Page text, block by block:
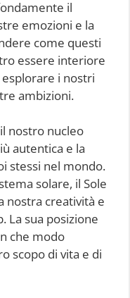
il
emozioni e la
come questi
essere interiore
i nostri
ambizioni.
nostro nucleo
autentica e la
stessi nel mondo.
solare, il Sole
nostra creatività e
La sua posizione
che modo
scopo di vita e di